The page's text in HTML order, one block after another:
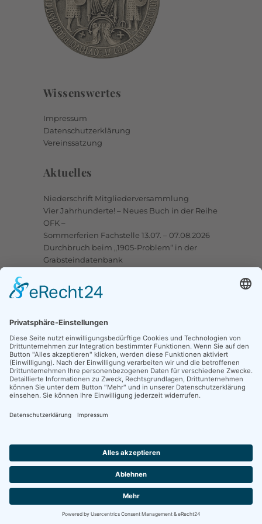
Wissenswertes
Impressum
Datenschutzerklärung
Vereinssatzung
Aktuelles
Niederschrift Mitgliederversammlung
Vier Jahrhunderte! – Neues Buch in der Reihe
OFK –
Sommerferien Fachstelle 13.07. – 07.08.2026
Durchbruch beim „1905-Problem“ in der
Grabsteindatenbank
Facebook
Ortssippenbücher-Online
Grabsteindatenbank
Tote Punkte
Online-Karte OSB/OFB
Traueranzeigen
CompGen Familienanzeigen
Fischteichweg 16, 26603 Aurich
mail@upstalsboom.org